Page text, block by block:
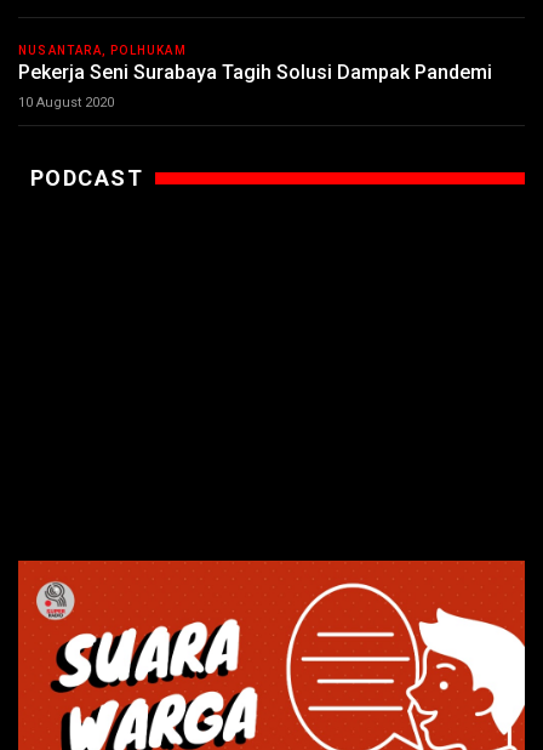
NUSANTARA, POLHUKAM
Pekerja Seni Surabaya Tagih Solusi Dampak Pandemi
10 August 2020
PODCAST